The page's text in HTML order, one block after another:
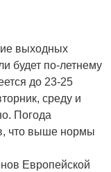
выходных
будет по-летнему
до 23-25
среду и
Погода
что выше нормы
Европейской